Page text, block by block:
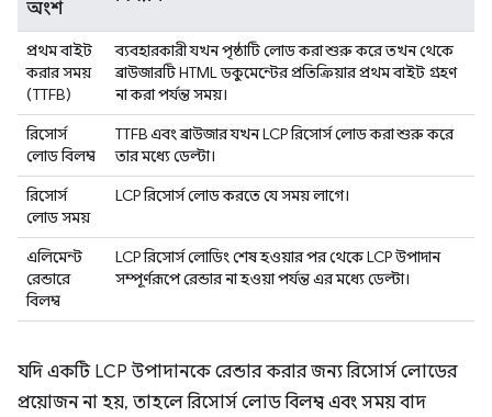
অংশ
প্রথম বাইট
করার সময়
(TTFB)
ব্যবহারকারী যখন পৃষ্ঠাটি লোড করা শুরু করে তখন থেকে
ব্রাউজারটি HTML ডকুমেন্টের প্রতিক্রিয়ার প্রথম বাইট গ্রহণ
না করা পর্যন্ত সময়।
রিসোর্স
লোড বিলম্ব
TTFB এবং ব্রাউজার যখন LCP রিসোর্স লোড করা শুরু করে
তার মধ্যে ডেল্টা।
রিসোর্স
লোড সময়
LCP রিসোর্স লোড করতে যে সময় লাগে।
এলিমেন্ট
রেন্ডারে
বিলম্ব
LCP রিসোর্স লোডিং শেষ হওয়ার পর থেকে LCP উপাদান
সম্পূর্ণরূপে রেন্ডার না হওয়া পর্যন্ত এর মধ্যে ডেল্টা।
যদি একটি LCP উপাদানকে রেন্ডার করার জন্য রিসোর্স লোডের
প্রয়োজন না হয়, তাহলে রিসোর্স লোড বিলম্ব এবং সময় বাদ